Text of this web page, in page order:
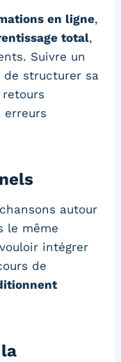
en ligne,
total,
Suivre un
de structurer sa
erreurs
autour
le même
intégrer
de